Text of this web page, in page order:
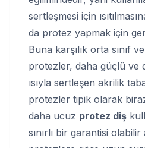
sertleşmesi için
da protez yapmak için
Buna karşılık orta sınıf
protezler, daha güçlü ve
ısıyla sertleşen akrilik
protezler tipik olarak
daha ucuz protez diş
sınırlı bir garantisi